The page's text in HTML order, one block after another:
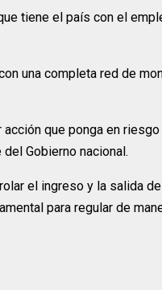
tiene el país con el
una completa red de
que ponga en
Gobierno nacional.
el ingreso y la salida
para regular de